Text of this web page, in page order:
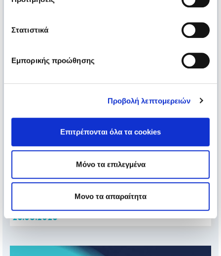
Στατιστικά
Εμπορικής προώθησης
Προβολή λεπτομερειών
Επιτρέπονται όλα τα cookies
Μόνο τα επιλεγμένα
Μονο τα απαραίτητα
Παραλαβή δωρεάς για το τμήμα Λογοθεραπείας
από την CMA CGM GREECE
23.06.2023